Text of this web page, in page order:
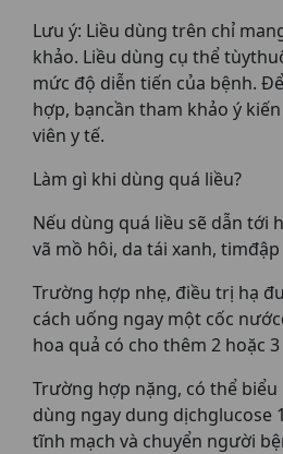
Lưu ý: Liều dùng trên chỉ
khảo. Liều dùng cụ thể
mức độ diễn tiến của bệnh.
hợp, bạncần tham khảo ý
viên y tế.
Làm gì khi dùng quá liều?
Nếu dùng quá liều sẽ dẫn tới
vã mồ hôi, da tái xanh,
Trường hợp nhẹ, điều trị hạ
cách uống ngay một cốc
hoa quả có cho thêm 2 hoặc
Trường hợp nặng, có thể
dùng ngay dung dịchglucose
tĩnh mạch và chuyển người